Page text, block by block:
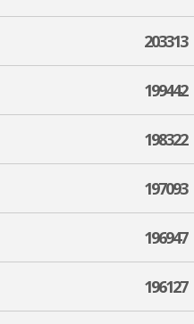
203313
199442
198322
197093
196947
196127